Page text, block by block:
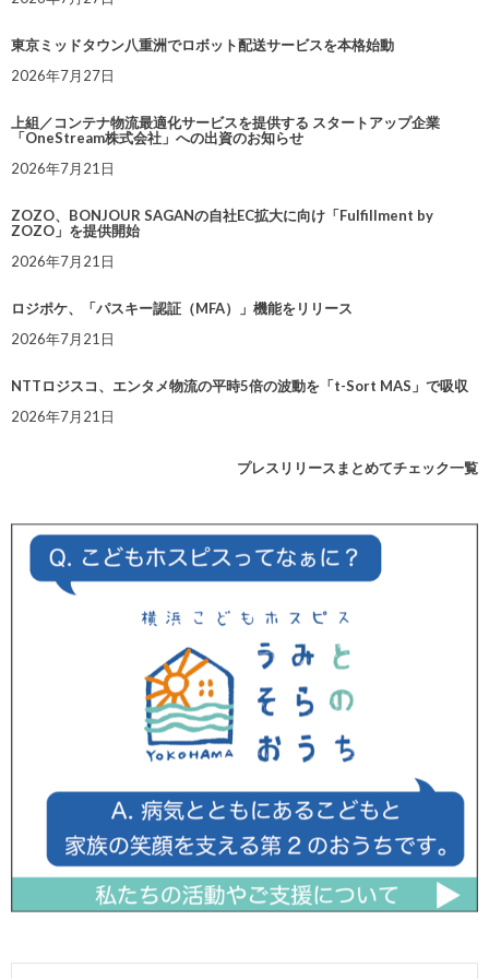
東京ミッドタウン八重洲でロボット配送サービスを本格始動
2026年7月27日
上組／コンテナ物流最適化サービスを提供する スタートアップ企業
「OneStream株式会社」への出資のお知らせ
2026年7月21日
ZOZO、BONJOUR SAGANの自社EC拡大に向け「Fulfillment by
ZOZO」を提供開始
2026年7月21日
ロジポケ、「パスキー認証（MFA）」機能をリリース
2026年7月21日
NTTロジスコ、エンタメ物流の平時5倍の波動を「t-Sort MAS」で吸収
2026年7月21日
プレスリリースまとめてチェック一覧